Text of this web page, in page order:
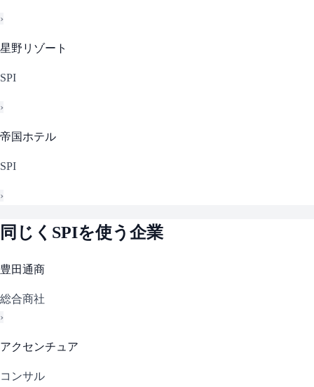
›
星野リゾート
SPI
›
帝国ホテル
SPI
›
同じく SPIを使う企業
豊田通商
総合商社
›
アクセンチュア
コンサル